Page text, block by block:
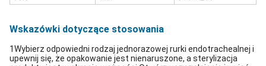
Wskazówki dotyczące stosowania
1Wybierz odpowiedni rodzaj jednorazowej rurki endotrachealnej i
upewnij się, że opakowanie jest nienaruszone, a sterylizacja